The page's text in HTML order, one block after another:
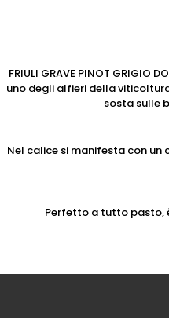
FRIULI GRAVE PINOT
uno degli alfieri della
sosta sulle
Nel calice si manifesta con
Perfetto a tutto pasto,